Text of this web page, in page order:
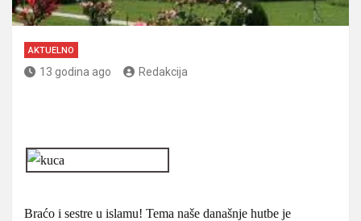
AKTUELNO
13 godina ago Redakcija
Braćo i sestre u islamu! Tema naše današnje hutbe je